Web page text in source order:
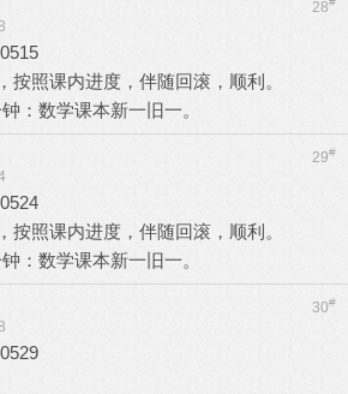
28
按照课内进度，伴随回滚，顺利。
：数学课本新一旧一。
29#
按照课内进度，伴随回滚，顺利。
：数学课本新一旧一。
30#